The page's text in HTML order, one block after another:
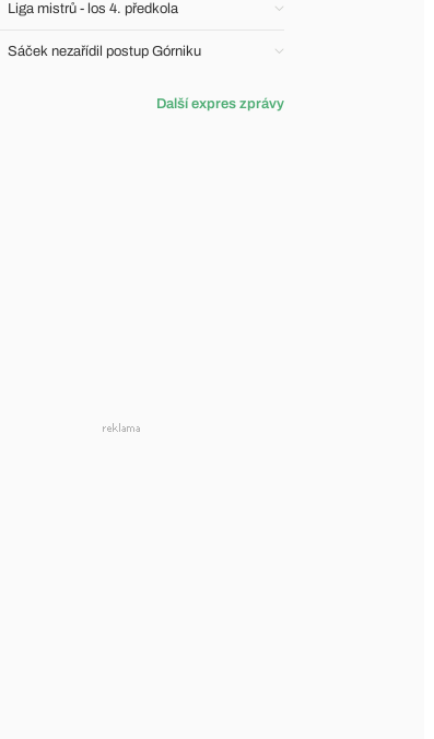
Liga mistrů - los 4. předkola
Sáček nezařídil postup Górniku
Další expres zprávy